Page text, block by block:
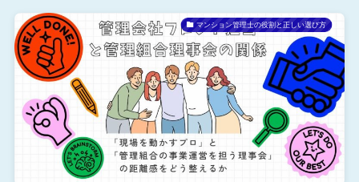
マンション管理士の役割と正しい選び方